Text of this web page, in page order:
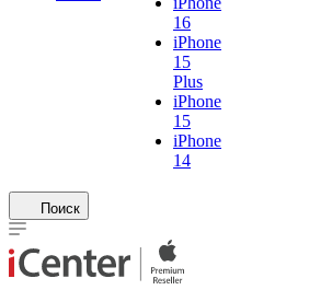
16
iPhone
15
Plus
iPhone
15
iPhone
14
Поиск